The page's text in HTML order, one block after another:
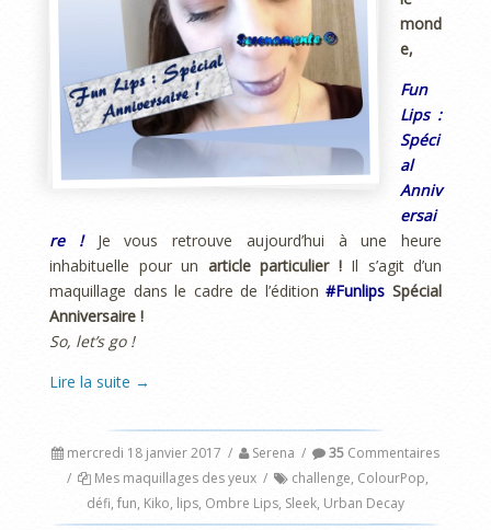
mond
e,
Fun
Lips :
Spéci
al
Anniv
ersai
re !Je vous retrouve aujourd’hui à une heure
inhabituelle pour un article particulier !Il s’agit d’un
maquillage dans le cadre de l’édition#Funlips Spécial
Anniversaire !
So, let’s go !
Lire la suite →
mercredi 18 janvier 2017 / Serena / 35 Commentaires
/
Mes maquillages des yeux / challenge, ColourPop,
défi, fun, Kiko, lips, Ombre Lips, Sleek, Urban Decay